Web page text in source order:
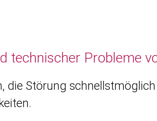
technischer Probleme
Störung